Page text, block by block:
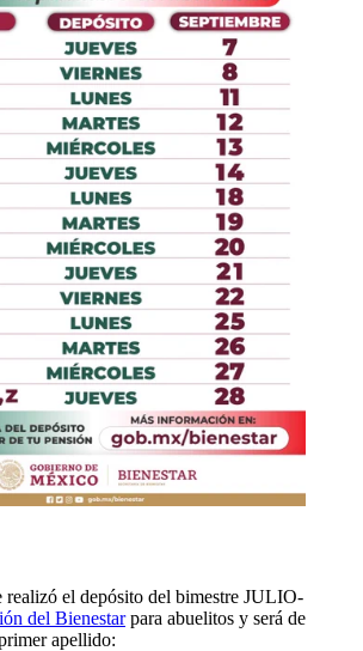
el depósito del bimestre JULIO-
del Bienestarpara abuelitos y será de
apellido: